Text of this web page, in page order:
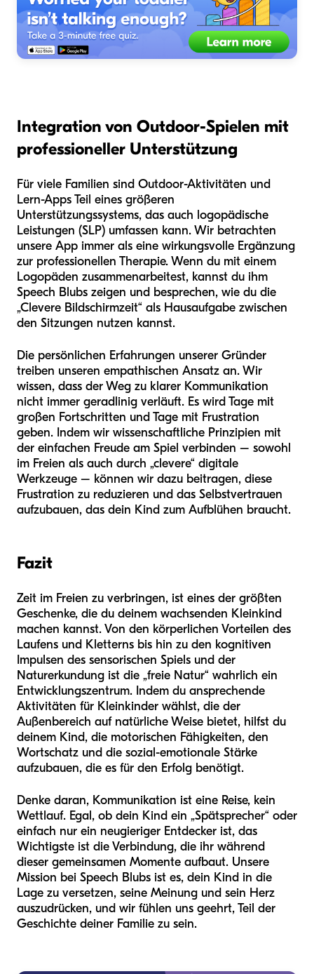
Integration von Outdoor-Spielen mit
professioneller Unterstützung
Für viele Familien sind Outdoor-Aktivitäten und
Lern-Apps Teil eines größeren
Unterstützungssystems, das auch logopädische
Leistungen (SLP) umfassen kann. Wir betrachten
unsere App immer als eine wirkungsvolle Ergänzung
zur professionellen Therapie. Wenn du mit einem
Logopäden zusammenarbeitest, kannst du ihm
Speech Blubs zeigen und besprechen, wie du die
„Clevere Bildschirmzeit“ als Hausaufgabe zwischen
den Sitzungen nutzen kannst.
Die persönlichen Erfahrungen unserer Gründer
treiben unseren empathischen Ansatz an. Wir
wissen, dass der Weg zu klarer Kommunikation
nicht immer geradlinig verläuft. Es wird Tage mit
großen Fortschritten und Tage mit Frustration
geben. Indem wir wissenschaftliche Prinzipien mit
der einfachen Freude am Spiel verbinden – sowohl
im Freien als auch durch „clevere“ digitale
Werkzeuge – können wir dazu beitragen, diese
Frustration zu reduzieren und das Selbstvertrauen
aufzubauen, das dein Kind zum Aufblühen braucht.
Fazit
Zeit im Freien zu verbringen, ist eines der größten
Geschenke, die du deinem wachsenden Kleinkind
machen kannst. Von den körperlichen Vorteilen des
Laufens und Kletterns bis hin zu den kognitiven
Impulsen des sensorischen Spiels und der
Naturerkundung ist die „freie Natur“ wahrlich ein
Entwicklungszentrum. Indem du ansprechende
Aktivitäten für Kleinkinder wählst, die der
Außenbereich auf natürliche Weise bietet, hilfst du
deinem Kind, die motorischen Fähigkeiten, den
Wortschatz und die sozial-emotionale Stärke
aufzubauen, die es für den Erfolg benötigt.
Denke daran, Kommunikation ist eine Reise, kein
Wettlauf. Egal, ob dein Kind ein „Spätsprecher“ oder
einfach nur ein neugieriger Entdecker ist, das
Wichtigste ist die Verbindung, die ihr während
dieser gemeinsamen Momente aufbaut. Unsere
Mission bei Speech Blubs ist es, dein Kind in die
Lage zu versetzen, seine Meinung und sein Herz
auszudrücken, und wir fühlen uns geehrt, Teil der
Geschichte deiner Familie zu sein.